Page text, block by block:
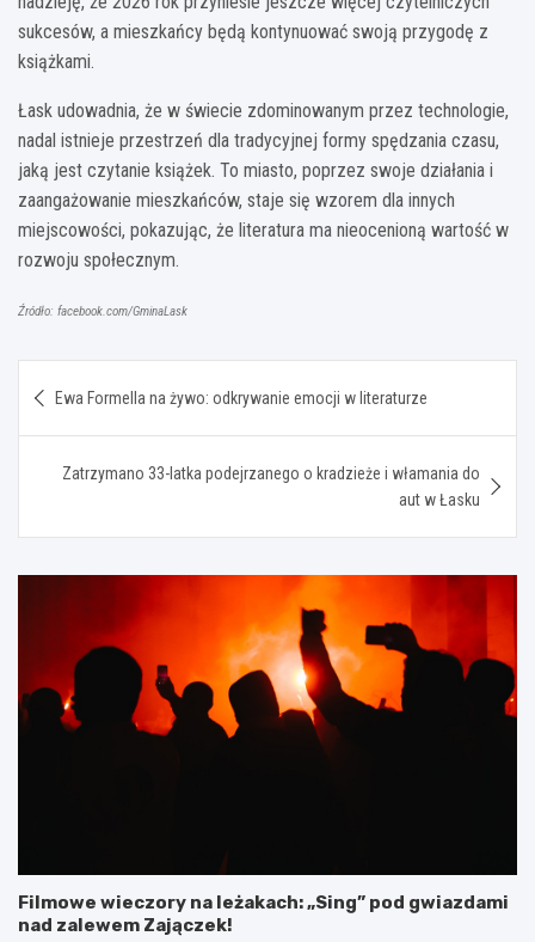
sukcesów, a mieszkańcy będą kontynuować swoją przygodę z
książkami.
Łask udowadnia, że w świecie zdominowanym przez technologie,
nadal istnieje przestrzeń dla tradycyjnej formy spędzania czasu,
jaką jest czytanie książek. To miasto, poprzez swoje działania i
zaangażowanie mieszkańców, staje się wzorem dla innych
miejscowości, pokazując, że literatura ma nieocenioną wartość w
rozwoju społecznym.
Źródło: facebook.com/GminaLask
wpisu
Ewa Formella na żywo: odkrywanie emocji w literaturze
Zatrzymano 33-latka podejrzanego o kradzieże i włamania do
aut w Łasku
Filmowe wieczory na leżakach: „Sing” pod gwiazdami
nad zalewem Zajączek!